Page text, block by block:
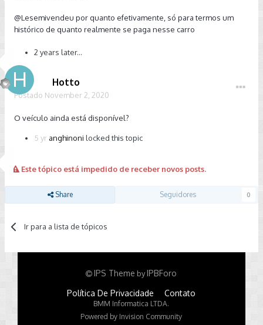
@Lesemivendeu por quanto efetivamente, só para termos um
histórico de quanto realmente se paga nesse carro
2 years later...
Hotto
Postado November 2, 2020
O veículo ainda está disponível?
5 yr anghinoni locked this topic
Este tópico está impedido de receber novos posts.
Share Seguidores 0
Ir para a lista de tópicos
IPS Theme byIPBForo
Política De Privacidade Contato
BMM Informatica LTDA.
Powered by Invision Community